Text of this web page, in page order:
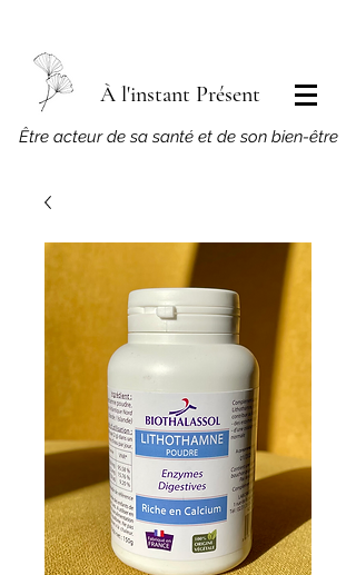
À l'instant Présent
​Être acteur de sa santé et de son bien-être